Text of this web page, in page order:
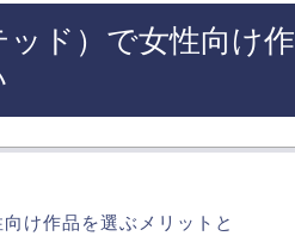
ド）で女性向け作
け作品を選ぶメリットと